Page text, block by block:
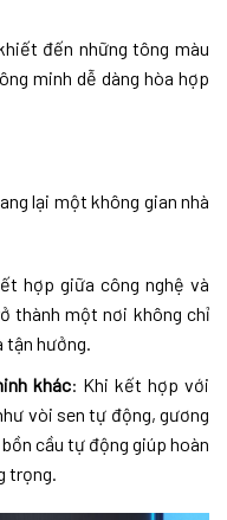
đến những tông màu
minh dễ dàng hòa hợp
lại một không gian nhà
hợp giữa công nghệ và
thành một nơi không chỉ
tận hưởng.
khác: Khi kết hợp với
vòi sen tự động, gương
cầu tự động giúp hoàn
trọng.